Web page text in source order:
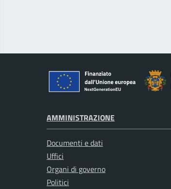
AMMINISTRAZIONE
Documenti e dati
Uffici
Organi di governo
Politici